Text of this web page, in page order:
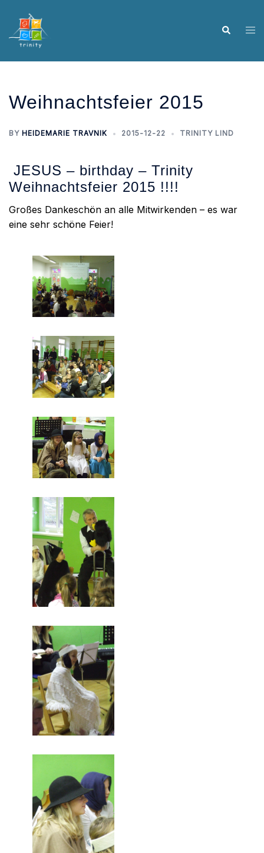
content
Search
Weihnachtsfeier 2015
BY HEIDEMARIE TRAVNIK 2015-12-22 TRINITY LIND
JESUS – birthday – Trinity
Weihnachtsfeier 2015 !!!!
Großes Dankeschön an alle Mitwirkenden – es war
eine sehr schöne Feier!